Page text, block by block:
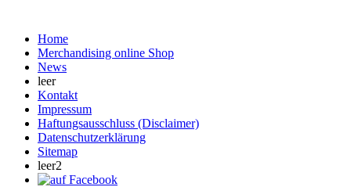
Home
Merchandising online Shop
News
leer
Kontakt
Impressum
Haftungsausschluss (Disclaimer)
Datenschutzerklärung
Sitemap
leer2